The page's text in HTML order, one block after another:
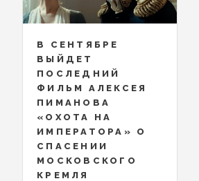
В СЕНТЯБРЕ
ВЫЙДЕТ
ПОСЛЕДНИЙ
ФИЛЬМ АЛЕКСЕЯ
ПИМАНОВА
«ОХОТА НА
ИМПЕРАТОРА» О
СПАСЕНИИ
МОСКОВСКОГО
КРЕМЛЯ